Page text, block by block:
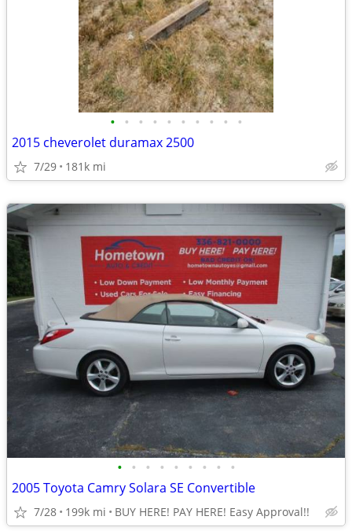
• • • • • • • • • •
2015 cheverolet duramax 2500
7/29 181k mi
• • • • • • • • •
2005 Toyota Camry Solara SE Convertible
7/28 199k mi BUY HERE! PAY HERE! Easy Approval!!